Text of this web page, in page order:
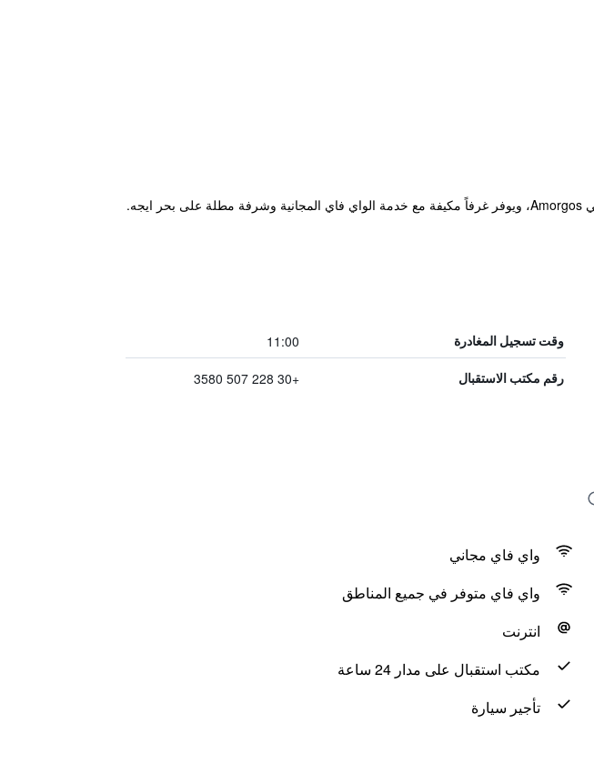
يقع Pelagos ذو الطراز السيكلادي على بعد 150 م فقط من شاطئ Aegiali الرملي في Amorgos، ويوفر غرفاً مكيفة مع خدمة الواي فاي المجانية وشرفة مطلة على بحر ايجه.
وقت تسجيل المغادرة 11:00
رقم مكتب الاستقبال +30 228 507 3580
واي فاي مجاني
واي فاي متوفر في جميع المناطق
انترنت
مكتب استقبال على مدار 24 ساعة
تأجير سيارة